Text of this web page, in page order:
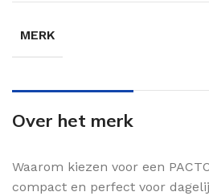
MERK
Over het merk
Waarom kiezen voor een
compact en perfect voor